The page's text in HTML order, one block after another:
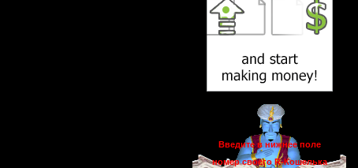
Введите в нижнее поле
номер своего R-Кошелька